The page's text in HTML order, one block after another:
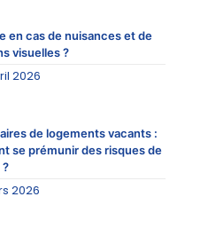
en cas de nuisances et de
visuelles ?
2026
de logements vacants :
se prémunir des risques de
2026